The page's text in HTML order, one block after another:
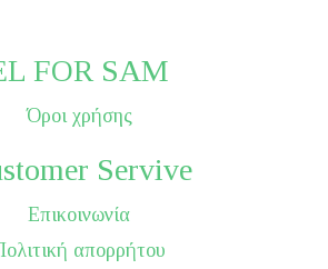
FOR SAM
Όροι χρήσης
Servive
Επικοινωνία
απορρήτου